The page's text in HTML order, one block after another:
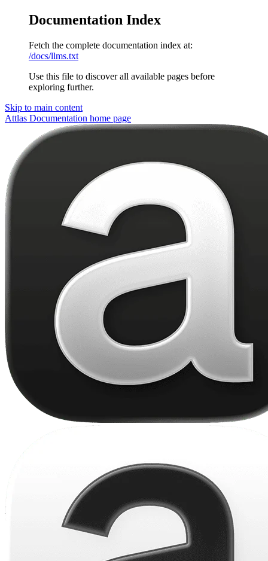
Documentation Index
Fetch the complete documentation index at:
/docs/llms.txt
Use this file to discover all available pages before
exploring further.
Skip to main content
Attlas Documentation home page